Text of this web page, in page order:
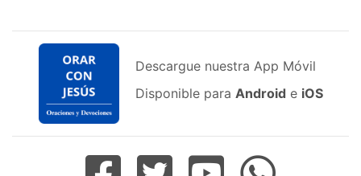
Descargue nuestra App Móvil
Disponible para Android e iOS